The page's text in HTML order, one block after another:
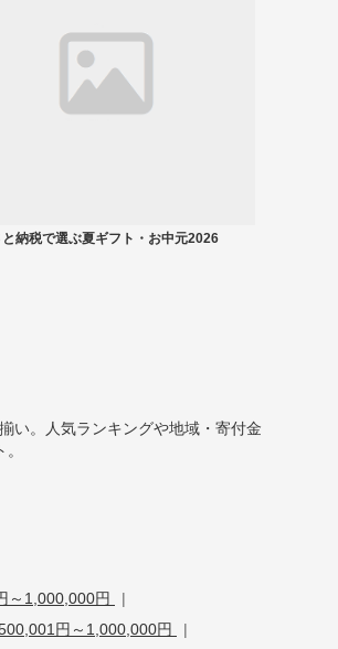
納税で選ぶ夏ギフト・お中元2026
い。人気ランキングや地域・寄付金
～1,000,000円
|
円～1,000,000円
|